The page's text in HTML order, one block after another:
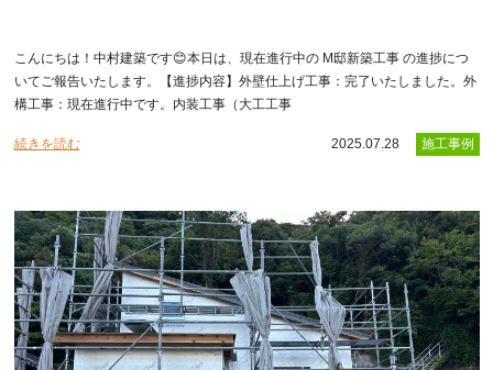
こんにちは！中村建築です😊本日は、現在進行中の M邸新築工事 の進捗につ
いてご報告いたします。【進捗内容】外壁仕上げ工事：完了いたしました。外
構工事：現在進行中です。内装工事（大工工事
続きを読む 2025.07.28 施工事例